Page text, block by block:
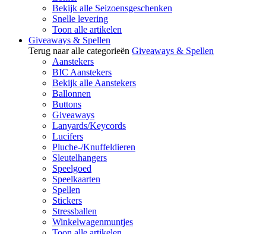
Bekijk alle Seizoensgeschenken
Snelle levering
Toon alle artikelen
Giveaways & Spellen
Terug naar alle categorieën Giveaways & Spellen
Aanstekers
BIC Aanstekers
Bekijk alle Aanstekers
Ballonnen
Buttons
Giveaways
Lanyards/Keycords
Lucifers
Pluche-/Knuffeldieren
Sleutelhangers
Speelgoed
Speelkaarten
Spellen
Stickers
Stressballen
Winkelwagenmuntjes